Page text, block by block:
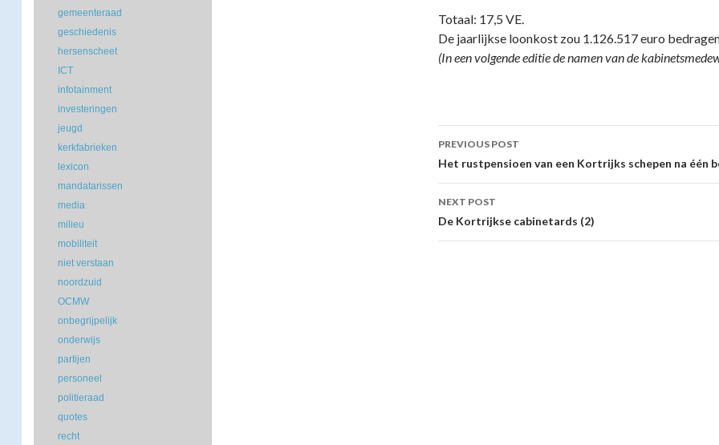
Totaal: 17,5 VE.
De jaarlijkse loonkost zou 1.126.517 euro
(In een volgende editie de namen van de
Post
navigation
PREVIOUS POST
Het rustpensioen van een Kortrijks schepen na één
NEXT POST
De Kortrijkse cabinetards (2)
gemeenteraad
geschiedenis
hersenscheet
ICT
infotainment
investeringen
jeugd
kerkfabrieken
lexicon
mandatarissen
media
milieu
mobiliteit
niet verstaan
noordzuid
OCMW
onbegrijpelijk
onderwijs
partijen
personeel
politieraad
quotes
recht